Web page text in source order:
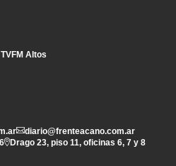
FM Altos
diario@frenteacano.com.ar
Drago 23, piso 11, oficinas 6, 7 y 8